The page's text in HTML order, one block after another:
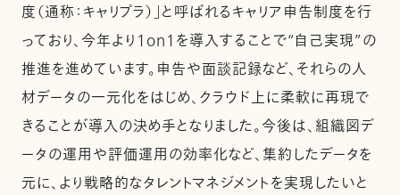
度（通称：キャリプラ）」と呼ばれるキャリア申告制度を行
っており、今年より1on1を導入することで“自己実現”の
推進を進めています。申告や面談記録など、それらの人
材データの一元化をはじめ、クラウド上に柔軟に再現で
きることが導入の決め手となりました。今後は、組織図デ
ータの運用や評価運用の効率化など、集約したデータを
元に、より戦略的なタレントマネジメントを実現したいと